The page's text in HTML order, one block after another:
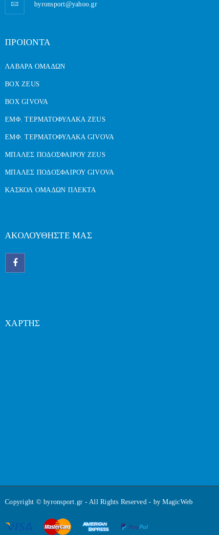
byronsport@yahoo.gr
ΠΡΟΙΟΝΤΑ
ΛΑΒΑΡΑ ΟΜΑΔΩΝ
BOX ZEUS
BOX GIVOVA
ΕΜΦ. ΤΕΡΜΑΤΟΦΥΛΑΚΑ ZEUS
ΕΜΦ. ΤΕΡΜΑΤΟΦΥΛΑΚΑ GIVOVA
ΜΠΑΛΕΣ ΠΟΔΟΣΦΑΙΡΟΥ ZEUS
ΜΠΑΛΕΣ ΠΟΔΟΣΦΑΙΡΟΥ GIVOVA
ΚΑΣΚΟΛ ΟΜΑΔΩΝ ΠΛΕΚΤΑ
ΑΚΟΛΟΥΘΗΣΤΕ ΜΑΣ
ΧΑΡΤΗΣ
Copyright © byronsport.gr - All Rights Reserved - byMagicWeb